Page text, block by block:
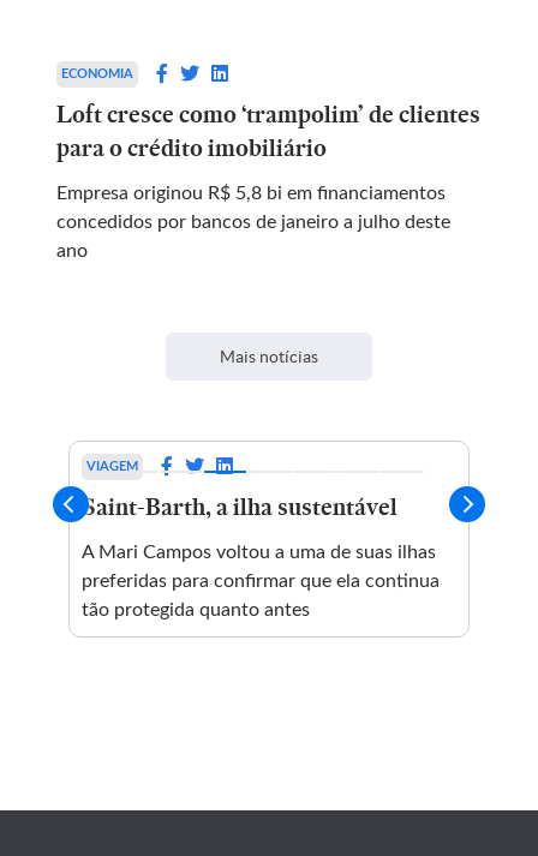
ECONOMIA
Loft cresce como ‘trampolim’ de clientes
para o crédito imobiliário
Empresa originou R$ 5,8 bi em financiamentos
concedidos por bancos de janeiro a julho deste
ano
Mais notícias
VIAGEM
Saint-Barth, a ilha sustentável
A Mari Campos voltou a uma de suas ilhas
preferidas para confirmar que ela continua
tão protegida quanto antes